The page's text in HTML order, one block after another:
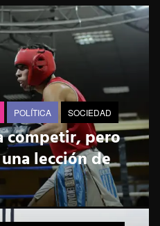
POLÍTICA SOCIEDAD
competir, pero
lección de